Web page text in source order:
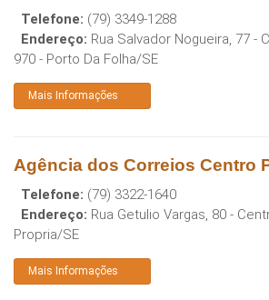
Telefone: (79) 3349-1288
Endereço: Rua Salvador Nogueira, 77 -
970 - Porto Da Folha/SE
Mais Informações
Agência dos Correios Centro
Telefone: (79) 3322-1640
Endereço: Rua Getulio Vargas, 80 -
Propria/SE
Mais Informações